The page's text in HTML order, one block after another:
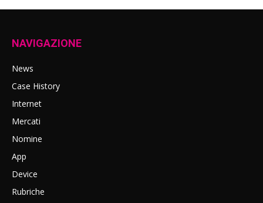
NAVIGAZIONE
News
Case History
Internet
Mercati
Nomine
App
Device
Rubriche